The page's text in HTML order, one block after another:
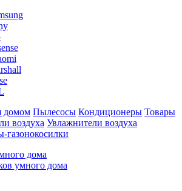
домом Пылесосы Кондиционеры Товары
воздуха Увлажнители воздуха
газонокосилки
дома
умного дома